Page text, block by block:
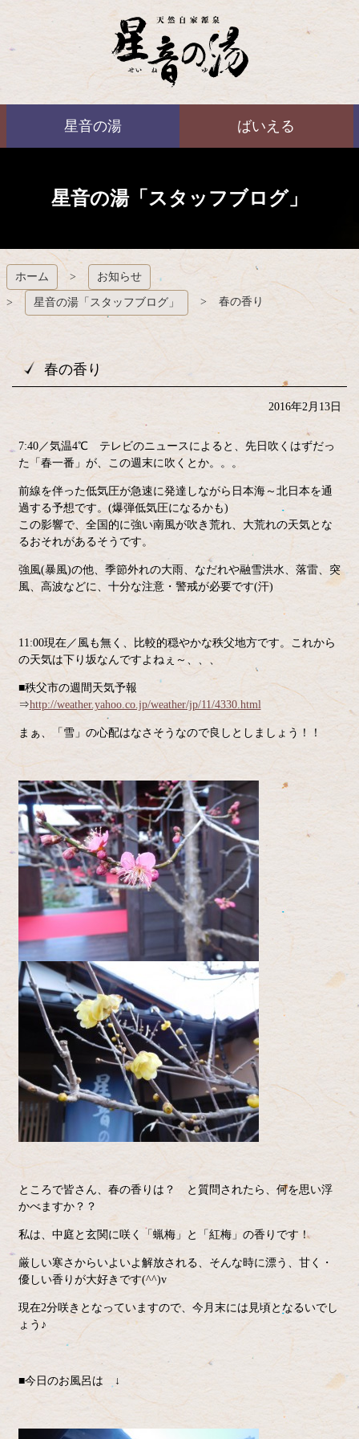
ばいえる
星音の湯 ばいえる
星音の湯「スタッフブログ」
ホーム お知らせ
星音の湯「スタッフブログ」 春の香り
春の香り
2016年2月13日
7:40／気温4℃ テレビのニュースによると、先日吹くはずだっ
た「春一番」が、この週末に吹くとか。。。
前線を伴った低気圧が急速に発達しながら日本海～北日本を通
過する予想です。(爆弾低気圧になるかも)
この影響で、全国的に強い南風が吹き荒れ、大荒れの天気とな
るおそれがあるそうです。
強風(暴風)の他、季節外れの大雨、なだれや融雪洪水、落雷、突
風、高波などに、十分な注意・警戒が必要です(汗)
11:00現在／風も無く、比較的穏やかな秩父地方です。これから
の天気は下り坂なんですよねぇ～、、、
■秩父市の週間天気予報
⇒http://weather.yahoo.co.jp/weather/jp/11/4330.html
まぁ、「雪」の心配はなさそうなので良しとしましょう！！
ところで皆さん、春の香りは？ と質問されたら、何を思い浮
かべますか？？
私は、中庭と玄関に咲く「蝋梅」と「紅梅」の香りです！
厳しい寒さからいよいよ解放される、そんな時に漂う、甘く・
優しい香りが大好きです(^^)v
現在2分咲きとなっていますので、今月末には見頃となるいでし
ょう♪
■今日のお風呂は ↓